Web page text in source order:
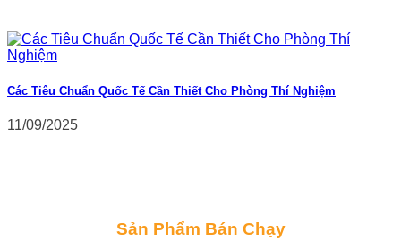
Các Tiêu Chuẩn Quốc Tế Cần Thiết Cho Phòng Thí Nghiệm
11/09/2025
Sản Phẩm Bán Chạy